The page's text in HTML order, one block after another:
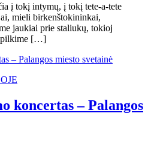
į tokį intymų, į tokį tete-a-tete
mieli birkenštokininkai,
jaukiai prie staliukų, tokioj
[…]
koncertas – Palangos